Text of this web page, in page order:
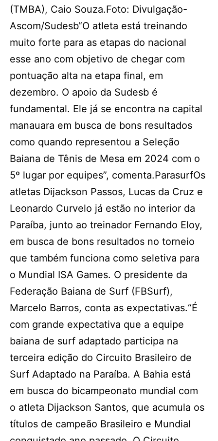
(TMBA), Caio Souza.Foto: Divulgação-
Ascom/Sudesb“O atleta está treinando
muito forte para as etapas do nacional
esse ano com objetivo de chegar com
pontuação alta na etapa final, em
dezembro. O apoio da Sudesb é
fundamental. Ele já se encontra na capital
manauara em busca de bons resultados
como quando representou a Seleção
Baiana de Tênis de Mesa em 2024 com o
5º lugar por equipes”, comenta.ParasurfOs
atletas Dijackson Passos, Lucas da Cruz e
Leonardo Curvelo já estão no interior da
Paraíba, junto ao treinador Fernando Eloy,
em busca de bons resultados no torneio
que também funciona como seletiva para
o Mundial ISA Games. O presidente da
Federação Baiana de Surf (FBSurf),
Marcelo Barros, conta as expectativas.“É
com grande expectativa que a equipe
baiana de surf adaptado participa na
terceira edição do Circuito Brasileiro de
Surf Adaptado na Paraíba. A Bahia está
em busca do bicampeonato mundial com
o atleta Dijackson Santos, que acumula os
títulos de campeão Brasileiro e Mundial